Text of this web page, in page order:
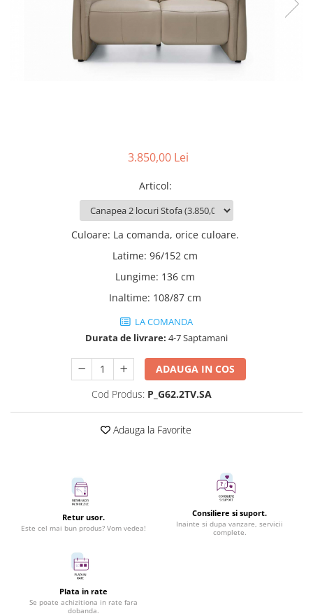
Oferte speciale
3.850,00 Lei
Articol:
Culoare: La comanda, orice culoare.
Latime: 96/152 cm
Lungime: 136 cm
Inaltime: 108/87 cm
LA COMANDA
Durata de livrare: 4-7 Saptamani
ADAUGA IN COS
Cod Produs: P_G62.2TV.SA
Adauga la Favorite
Retur usor.
Este cel mai bun produs? Vom vedea!
Consiliere si suport.
Inainte si dupa vanzare, servicii
complete.
Plata in rate
Se poate achizitiona in rate fara
dobanda.